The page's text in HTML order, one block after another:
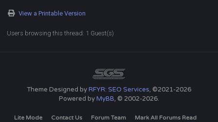
View a Printable Version
Users browsing this thread: 1 Guest(s)
Theme Designed byRFYR: SEO Services, ©2021-2026
Powered byMyBB, © 2002-2026.
Lite Mode Contact Us Forum Team Mark All Forums Read